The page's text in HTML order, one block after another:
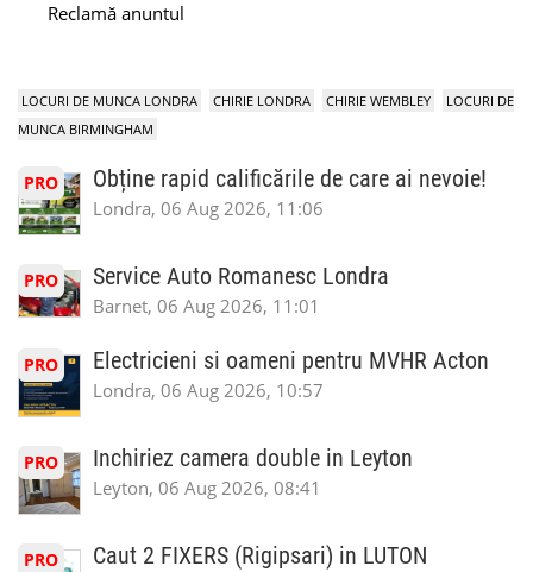
Reclamă anuntul
LOCURI DE MUNCA LONDRA CHIRIE LONDRA CHIRIE WEMBLEY
LOCURI DE
MUNCA BIRMINGHAM
PRO Obține rapid calificările de care ai nevoie!
Londra, 06 Aug 2026, 11:06
PRO Service Auto Romanesc Londra
Barnet, 06 Aug 2026, 11:01
PRO Electricieni si oameni pentru MVHR Acton
Londra, 06 Aug 2026, 10:57
PRO Inchiriez camera double in Leyton
Leyton, 06 Aug 2026, 08:41
PRO Caut 2 FIXERS (Rigipsari) in LUTON